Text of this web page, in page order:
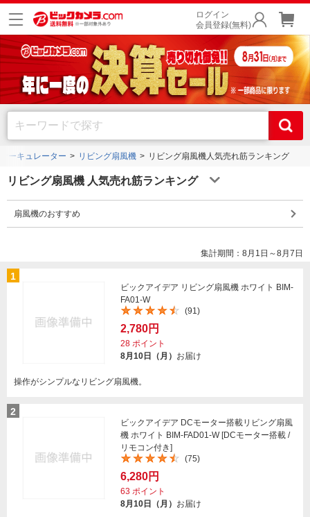
ログイン
会員登録(無料)
ーキュレーター リビング扇風機 リビング扇風機人気売れ筋ランキング
リビング扇風機 人気売れ筋ランキング
扇風機のおすすめ
集計期間：8月1日～8月7日
1
ビックアイデア リビング扇風機 ホワイト BIM-
FA01-W
(91)
2,780円
28 ポイント
8月10日（月） お届け
操作がシンプルなリビング扇風機。
2
ビックアイデア DCモーター搭載リビング扇風
機 ホワイト BIM-FAD01-W [DCモーター搭載 /
リモコン付き]
(75)
6,280円
63 ポイント
8月10日（月） お届け